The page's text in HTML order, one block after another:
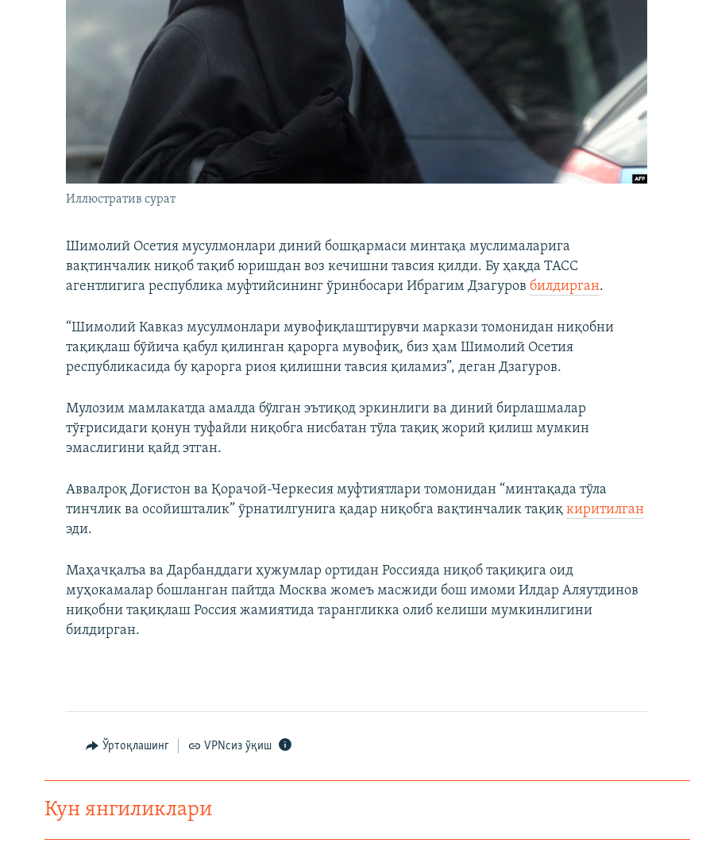
Иллюстратив сурат
Шимолий Осетия мусулмонлари диний бошқармаси минтақа муслималарига
вақтинчалик ниқоб тақиб юришдан воз кечишни тавсия қилди. Бу ҳақда ТАСС
агентлигига республика муфтийсининг ўринбосари Ибрагим Дзагуров билдирган.
“Шимолий Кавказ мусулмонлари мувофиқлаштирувчи маркази томонидан ниқобни
тақиқлаш бўйича қабул қилинган қарорга мувофиқ, биз ҳам Шимолий Осетия
республикасида бу қарорга риоя қилишни тавсия қиламиз”, деган Дзагуров.
Мулозим мамлакатда амалда бўлган эътиқод эркинлиги ва диний бирлашмалар
тўғрисидаги қонун туфайли ниқобга нисбатан тўла тақиқ жорий қилиш мумкин
эмаслигини қайд этган.
Аввалроқ Доғистон ва Қорачой-Черкесия муфтиятлари томонидан “минтақада тўла
тинчлик ва осойишталик” ўрнатилгунига қадар ниқобга вақтинчалик тақиқ киритилган
эди.
Маҳачқалъа ва Дарбанддаги ҳужумлар ортидан Россияда ниқоб тақиқига оид
муҳокамалар бошланган пайтда Москва жомеъ масжиди бош имоми Илдар Аляутдинов
ниқобни тақиқлаш Россия жамиятида тарангликка олиб келиши мумкинлигини
билдирган.
Ўртоқлашинг VPNсиз ўқиш
Кун янгиликлари